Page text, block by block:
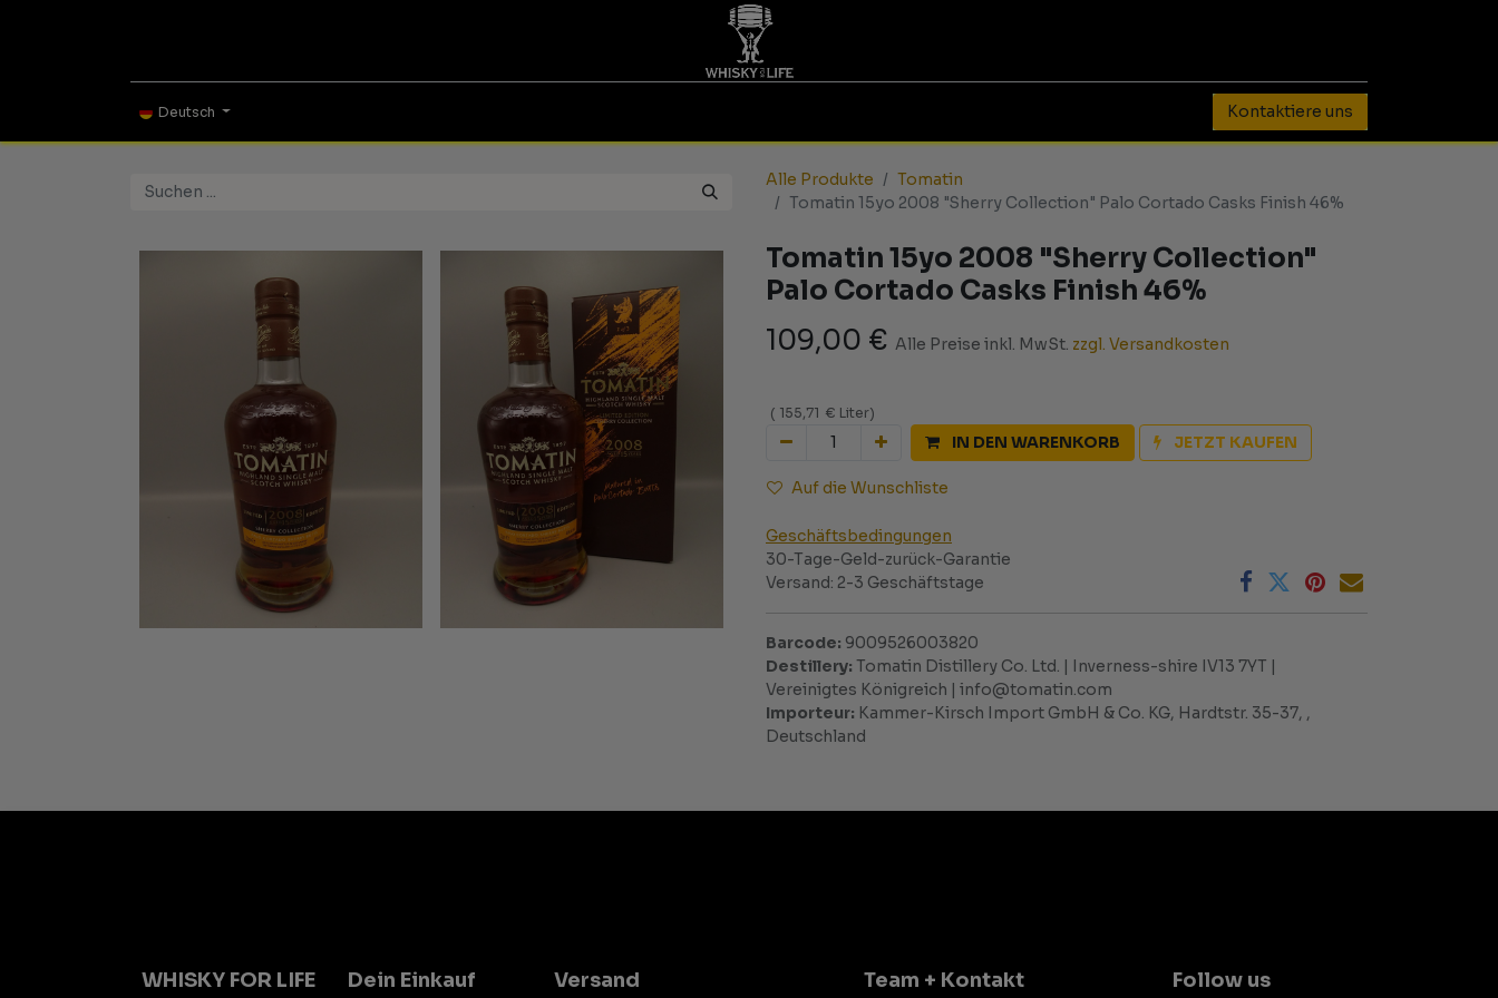
Deutsch Kontaktiere uns
Alle Produkte
Tomatin
Tomatin 15yo 2008 "Sherry Collection" Palo Cortado Casks Finish 46%
Tomatin 15yo 2008 "Sherry Collection"
Palo Cortado Casks Finish 46%
109,00 € Alle Preise inkl. MwSt. zzgl. Versandkosten
( 155,71 € Liter)
IN DEN WARENKORB JETZT KAUFEN
Auf die Wunschliste
Geschäftsbedingungen
30-Tage-Geld-zurück-Garantie
Versand: 2-3 Geschäftstage
Barcode: 9009526003820
Destillery: Tomatin Distillery Co. Ltd. | Inverness-shire IV13 7YT |
Vereinigtes Königreich | info@tomatin.com
Importeur: Kammer-Kirsch Import GmbH & Co. KG, Hardtstr. 35-37, ,
Deutschland
Follow us
Dein Einkauf Team + Kontakt
Versand
WHISKY FOR LIFE